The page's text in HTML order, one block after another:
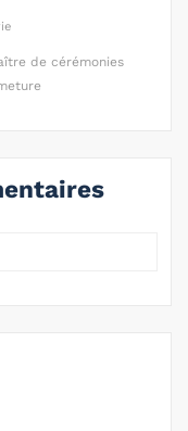
de cérémonies